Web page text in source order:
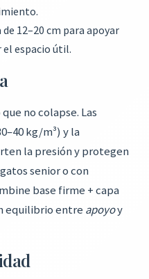
12–20 cm para apoyar
el espacio útil.
no colapse. Las
kg/m³) y la
la presión y protegen
senior o con
base firme + capa
equilibrio entre apoyoy